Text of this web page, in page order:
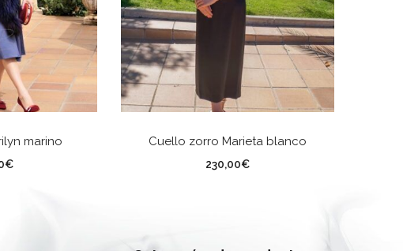
marino
€
Cuello zorro Marieta blanco
230,00€